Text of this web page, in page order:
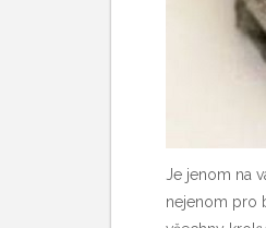
Je jenom na
nejenom pro